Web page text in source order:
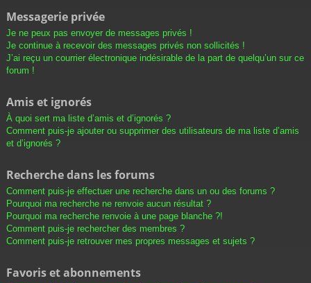
Messagerie privée
Je ne peux pas envoyer de messages privés !
Je continue à recevoir des messages privés non sollicités !
J’ai reçu un courrier électronique indésirable de la part de quelqu’un sur ce
forum !
Amis et ignorés
À quoi sert ma liste d’amis et d’ignorés ?
Comment puis-je ajouter ou supprimer des utilisateurs de ma liste d’amis
et d’ignorés ?
Recherche dans les forums
Comment puis-je effectuer une recherche dans un ou des forums ?
Pourquoi ma recherche ne renvoie aucun résultat ?
Pourquoi ma recherche renvoie à une page blanche ?!
Comment puis-je rechercher des membres ?
Comment puis-je retrouver mes propres messages et sujets ?
Favoris et abonnements